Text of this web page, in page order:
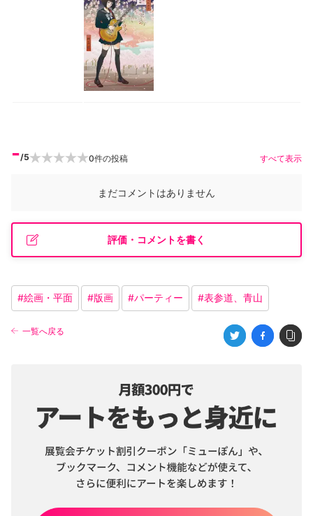
-/5 0件の投稿 すべて表示
まだコメントはありません
評価・コメントを書く
#絵画・平面 #版画 #パーティー #表参道、青山
一覧へ戻る